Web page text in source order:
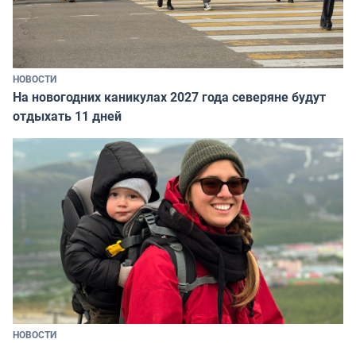
НОВОСТИ
На новогодних каникулах 2027 года северяне будут
отдыхать 11 дней
НОВОСТИ